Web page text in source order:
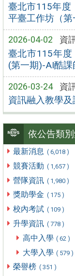
臺北市115年度
平臺工作坊（
2026-04-02 資
臺北市115年
(第一期)-AI酷
2026-03-24 資
資訊融入教學
依公告類
最新消息 ( 6,018 )
競賽活動 ( 1,657 )
營隊資訊 ( 1,980 )
獎助學金 ( 175 )
校內考試 ( 109 )
升學資訊 ( 778 )
高中入學 ( 62 )
大學入學 ( 579 )
榮譽榜 ( 351 )